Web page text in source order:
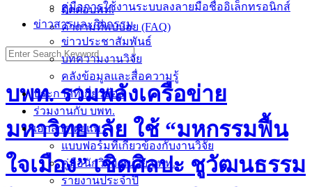
คู่มือการใช้งานระบบลงลายมือชื่ออิเล็กทรอนิกส์
ข่าวสารและกิจกรรม
ข่าวประชาสัมพันธ์
บทความงานวิจัย
คลังข้อมูลและสื่อความรู้
ประกาศที่เกี่ยวข้อง
ร่วมงานกับ บพท.
เอกสารเผยแพร่
แบบฟอร์มที่เกี่ยวข้องกับงานวิจัย
คู่มือนักวิจัย หน่วย บพท.
รายงานประจำปี
ติดต่อบพท.
คำถามที่พบบ่อย (FAQ)
Search
for:
บพท. รวมพลังเครือข่าย
มหาวิทยาลัย ใช้ “มหกรรมฟื้น
ใจเมือง” เชิดศิลปะ ชูวัฒนธรรม